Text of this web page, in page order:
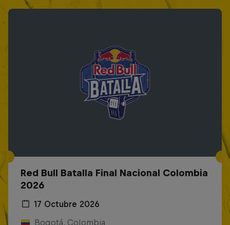
Red Bull Batalla Final Nacional Colombia
2026
17 Octubre 2026
Bogotá, Colombia